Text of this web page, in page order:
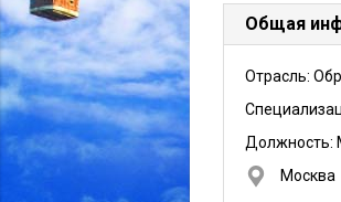
Общая
Отрасль:
Должность:
Москва